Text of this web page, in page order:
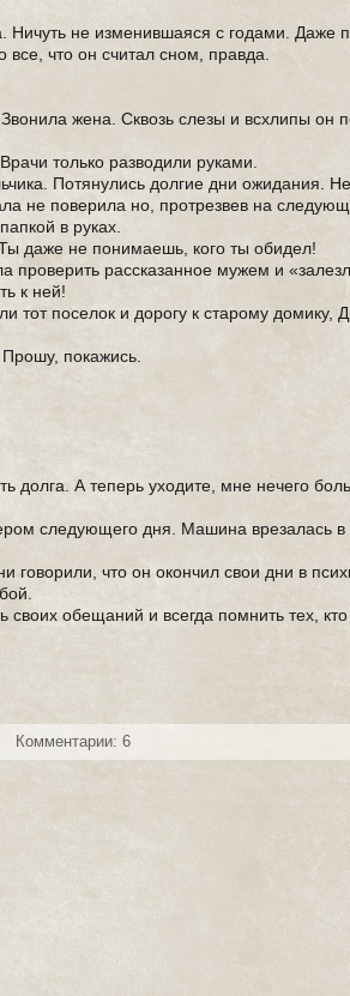
не изменившаяся с годами. Даже
что он считал сном, правда.
жена. Сквозь слезы и всхлипы он
только разводили руками.
Потянулись долгие дни ожидания.
не поверила но, протрезвев на
в руках.
даже не понимаешь, кого ты обидел!
рассказанное мужем и
к ней!
тот поселок и дорогу к старому домику,
покажись.
долга. А теперь уходите, мне нечего
следующего дня. Машина врезалась
что он окончил свои дни в
обещаний и всегда помнить тех,
Комментарии: 6